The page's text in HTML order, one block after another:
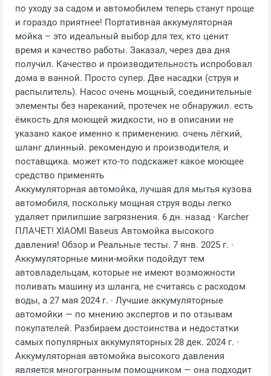
по уходу за садом и автомобилем теперь станут проще
и гораздо приятнее! Портативная аккумуляторная
мойка – это идеальный выбор для тех, кто ценит
время и качество работы. Заказал, через два дня
получил. Качество и производительность испробовал
дома в ванной. Просто супер. Две насадки (струя и
распылитель). Насос очень мощный, соединительные
элементы без нареканий, протечек не обнаружил. есть
ёмкость для моющей жидкости, но в описании не
указано какое именно к применению. очень лёгкий,
шланг длинный. рекомендую и производителя, и
поставщика. может кто-то подскажет какое моющее
средство применять
Аккумуляторная автомойка, лучшая для мытья кузова
автомобиля, поскольку мощная струя воды легко
удаляет прилипшие загрязнения. 6 дн. назад · Karcher
ПЛАЧЕТ! XIAOMI Baseus Автомойка высокого
давления! Обзор и Реальные тесты. 7 янв. 2025 г. ·
Аккумуляторные мини-мойки подойдут тем
автовладельцам, которые не имеют возможности
поливать машину из шланга, не считаясь с расходом
воды, а 27 мая 2024 г. · Лучшие аккумуляторные
автомойки — по мнению экспертов и по отзывам
покупателей. Разбираем достоинства и недостатки
самых популярных аккумуляторных 28 дек. 2024 г. ·
Аккумуляторная автомойка высокого давления
является многогранным помощником — она подходит